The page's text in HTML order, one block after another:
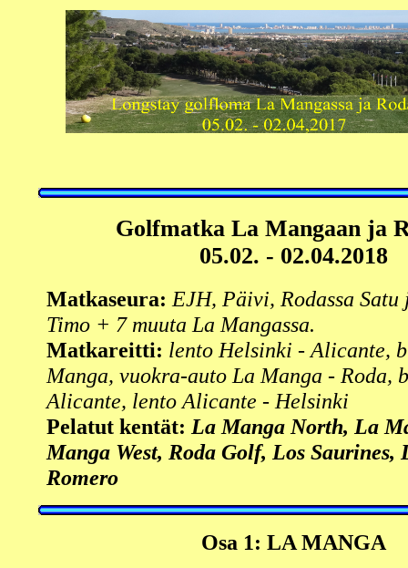
Golfmatka La Mangaan ja
05.02. - 02.04.2018
Matkaseura: EJH, Päivi, Rodassa
Timo + 7 muuta La Mangassa.
Matkareitti: lento Helsinki - Alicante,
Manga, vuokra-auto La Manga - Roda,
Alicante, lento Alicante - Helsinki
Pelatut kentät: La Manga North, La
Manga West, Roda Golf, Los Saurines,
Romero
Osa 1: LA MANGA